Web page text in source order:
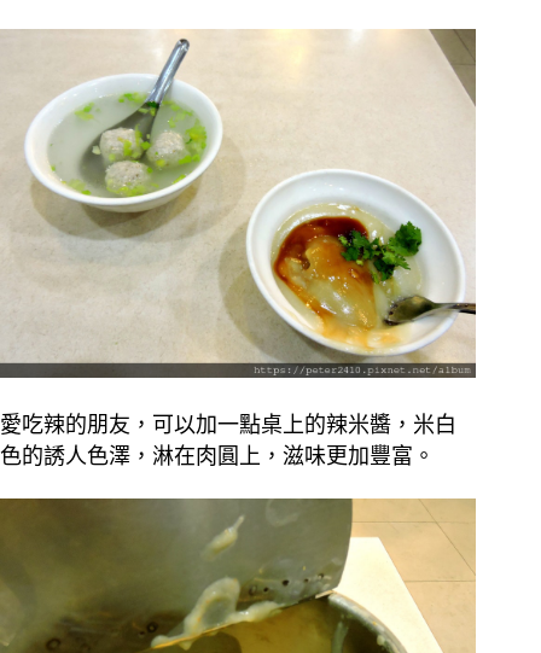
愛吃辣的朋友，可以加一點桌上的辣米醬，米白
色的誘人色澤，淋在肉圓上，滋味更加豐富。